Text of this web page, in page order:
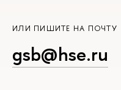
ИЛИ ПИШИТЕ НА ПОЧТУ
gsb@hse.ru